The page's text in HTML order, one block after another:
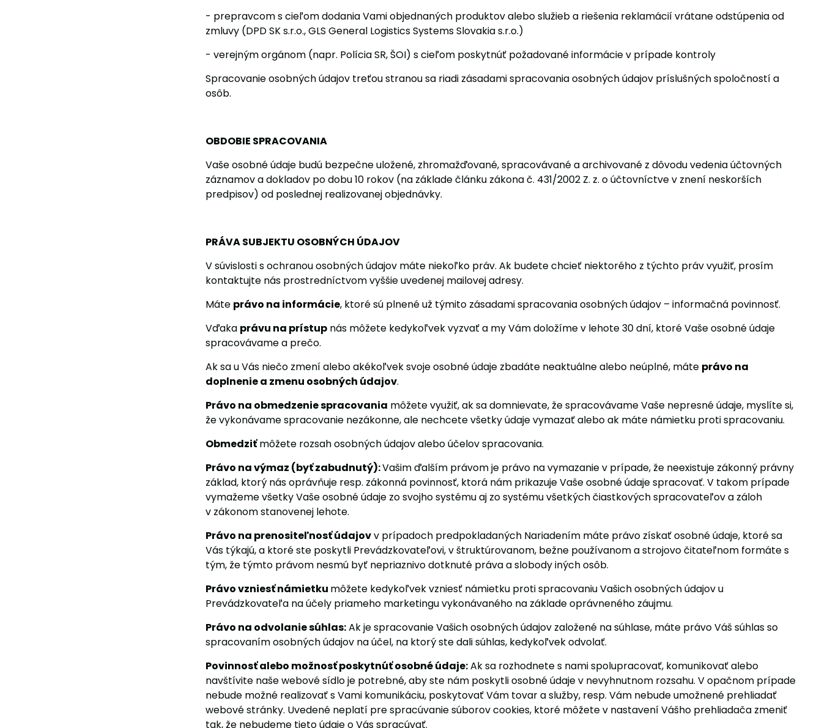
- prepravcom s cieľom dodania Vami objednaných produktov alebo služieb a riešenia reklamácií vrátane odstúpenia od
zmluvy (DPD SK s.r.o., GLS General Logistics Systems Slovakia s.r.o.)
- verejným orgánom (napr. Polícia SR, ŠOI) s cieľom poskytnúť požadované informácie v prípade kontroly
Spracovanie osobných údajov treťou stranou sa riadi zásadami spracovania osobných údajov príslušných spoločností a
osôb.
OBDOBIE SPRACOVANIA
Vaše osobné údaje budú bezpečne uložené, zhromažďované, spracovávané a archivované z dôvodu vedenia účtovných
záznamov a dokladov po dobu 10 rokov (na základe článku zákona č. 431/2002 Z. z. o účtovníctve v znení neskorších
predpisov) od poslednej realizovanej objednávky.
PRÁVA SUBJEKTU OSOBNÝCH ÚDAJOV
V súvislosti s ochranou osobných údajov máte niekoľko práv. Ak budete chcieť niektorého z týchto práv využiť, prosím
kontaktujte nás prostredníctvom vyššie uvedenej mailovej adresy.
Máte právo na informácie, ktoré sú plnené už týmito zásadami spracovania osobných údajov – informačná povinnosť.
Vďaka právu na prístup nás môžete kedykoľvek vyzvať a my Vám doložíme v lehote 30 dní, ktoré Vaše osobné údaje
spracovávame a prečo.
Ak sa u Vás niečo zmení alebo akékoľvek svoje osobné údaje zbadáte neaktuálne alebo neúplné, máte právo na
doplnenie a zmenu osobných údajov.
Právo na obmedzenie spracovania môžete využiť, ak sa domnievate, že spracovávame Vaše nepresné údaje, myslíte si,
že vykonávame spracovanie nezákonne, ale nechcete všetky údaje vymazať alebo ak máte námietku proti spracovaniu.
Obmedziťmôžete rozsah osobných údajov alebo účelov spracovania.
Právo na výmaz (byť zabudnutý):Vašim ďalším právom je právo na vymazanie v prípade, že neexistuje zákonný právny
základ, ktorý nás oprávňuje resp. zákonná povinnosť, ktorá nám prikazuje Vaše osobné údaje spracovať. V takom prípade
vymažeme všetky Vaše osobné údaje zo svojho systému aj zo systému všetkých čiastkových spracovateľov a záloh
v zákonom stanovenej lehote.
Právo na prenositeľnosť údajovv prípadoch predpokladaných Nariadením máte právo získať osobné údaje, ktoré sa
Vás týkajú, a ktoré ste poskytli Prevádzkovateľovi, v štruktúrovanom, bežne používanom a strojovo čitateľnom formáte s
tým, že týmto právom nesmú byť nepriaznivo dotknuté práva a slobody iných osôb.
Právo vzniesť námietku môžete kedykoľvek vzniesť námietku proti spracovaniu Vašich osobných údajov u
Prevádzkovateľa na účely priameho marketingu vykonávaného na základe oprávneného záujmu.
Právo na odvolanie súhlas:Ak je spracovanie Vašich osobných údajov založené na súhlase, máte právo Váš súhlas so
spracovaním osobných údajov na účel, na ktorý ste dali súhlas, kedykoľvek odvolať.
Povinnosť alebo možnosť poskytnúť osobné údaje:Ak sa rozhodnete s nami spolupracovať, komunikovať alebo
navštívite naše webové sídlo je potrebné, aby ste nám poskytli osobné údaje v nevyhnutnom rozsahu. V opačnom prípade
nebude možné realizovať s Vami komunikáciu, poskytovať Vám tovar a služby, resp. Vám nebude umožnené prehliadať
webové stránky. Uvedené neplatí pre spracúvanie súborov cookies, ktoré môžete v nastavení Vášho prehliadača zmeniť
tak, že nebudeme tieto údaje o Vás spracúvať.